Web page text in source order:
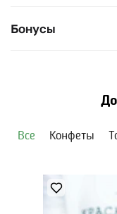
батареи и прямого
Бонусы
Все Конфеты